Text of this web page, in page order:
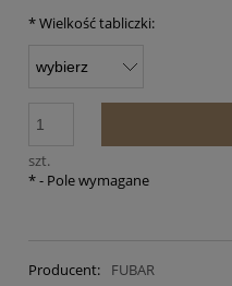
*Wielkość tabliczki:
szt.
*- Pole wymagane
Producent:
FUBAR